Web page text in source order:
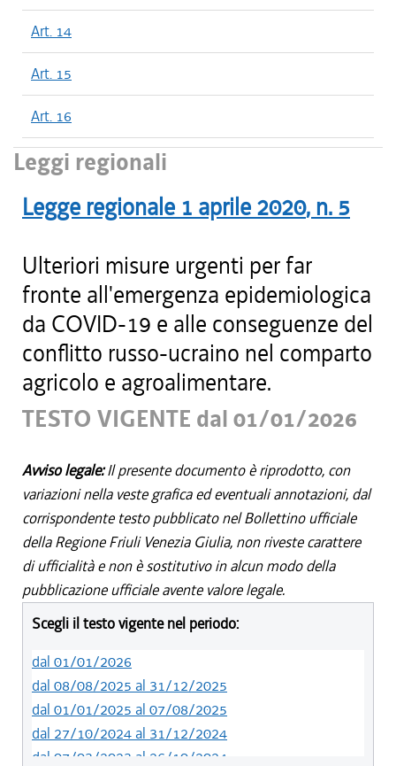
Art. 14
Art. 15
Art. 16
Leggi regionali
Legge regionale 1 aprile 2020, n. 5
Ulteriori misure urgenti per far
fronte all'emergenza epidemiologica
da COVID-19 e alle conseguenze del
conflitto russo-ucraino nel comparto
agricolo e agroalimentare.
TESTO VIGENTE dal 01/01/2026
Avviso legale:Il presente documento è riprodotto, con
variazioni nella veste grafica ed eventuali annotazioni, dal
corrispondente testo pubblicato nel Bollettino ufficiale
della Regione Friuli Venezia Giulia, non riveste carattere
di ufficialità e non è sostitutivo in alcun modo della
pubblicazione ufficiale avente valore legale.
Scegli il testo vigente nel periodo:
dal 01/01/2026
dal 08/08/2025 al 31/12/2025
dal 01/01/2025 al 07/08/2025
dal 27/10/2024 al 31/12/2024
dal 07/03/2023 al 26/10/2024